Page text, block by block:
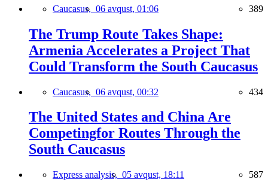
Caucasus, 06 avqust, 01:06 389
The Trump Route Takes Shape:
Armenia Accelerates a Project That
Could Transform the South Caucasus
Caucasus, 06 avqust, 00:32 434
The United States and China Are
Competingfor Routes Through the
South Caucasus
Express analysis, 05 avqust, 18:11 587